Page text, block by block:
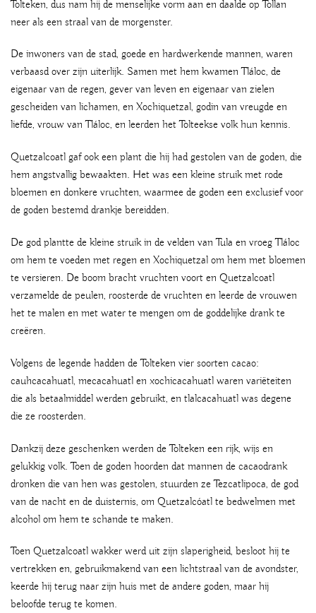
Tolteken, dus nam hij de menselijke vorm aan en daalde op Tollan
neer als een straal van de morgenster.
De inwoners van de stad, goede en hardwerkende mannen, waren
verbaasd over zijn uiterlijk. Samen met hem kwamen Tláloc, de
eigenaar van de regen, gever van leven en eigenaar van zielen
gescheiden van lichamen, en Xochiquetzal, godin van vreugde en
liefde, vrouw van Tláloc, en leerden het Tolteekse volk hun kennis.
Quetzalcoatl gaf ook een plant die hij had gestolen van de goden, die
hem angstvallig bewaakten. Het was een kleine struik met rode
bloemen en donkere vruchten, waarmee de goden een exclusief voor
de goden bestemd drankje bereidden.
De god plantte de kleine struik in de velden van Tula en vroeg Tláloc
om hem te voeden met regen en Xochiquetzal om hem met bloemen
te versieren. De boom bracht vruchten voort en Quetzalcoatl
verzamelde de peulen, roosterde de vruchten en leerde de vrouwen
het te malen en met water te mengen om de goddelijke drank te
creëren.
Volgens de legende hadden de Tolteken vier soorten cacao:
cauhcacahuatl, mecacahuatl en xochicacahuatl waren variëteiten
die als betaalmiddel werden gebruikt, en tlalcacahuatl was degene
die ze roosterden.
Dankzij deze geschenken werden de Tolteken een rijk, wijs en
gelukkig volk. Toen de goden hoorden dat mannen de cacaodrank
dronken die van hen was gestolen, stuurden ze Tezcatlipoca, de god
van de nacht en de duisternis, om Quetzalcóatl te bedwelmen met
alcohol om hem te schande te maken.
Toen Quetzalcoatl wakker werd uit zijn slaperigheid, besloot hij te
vertrekken en, gebruikmakend van een lichtstraal van de avondster,
keerde hij terug naar zijn huis met de andere goden, maar hij
beloofde terug te komen.